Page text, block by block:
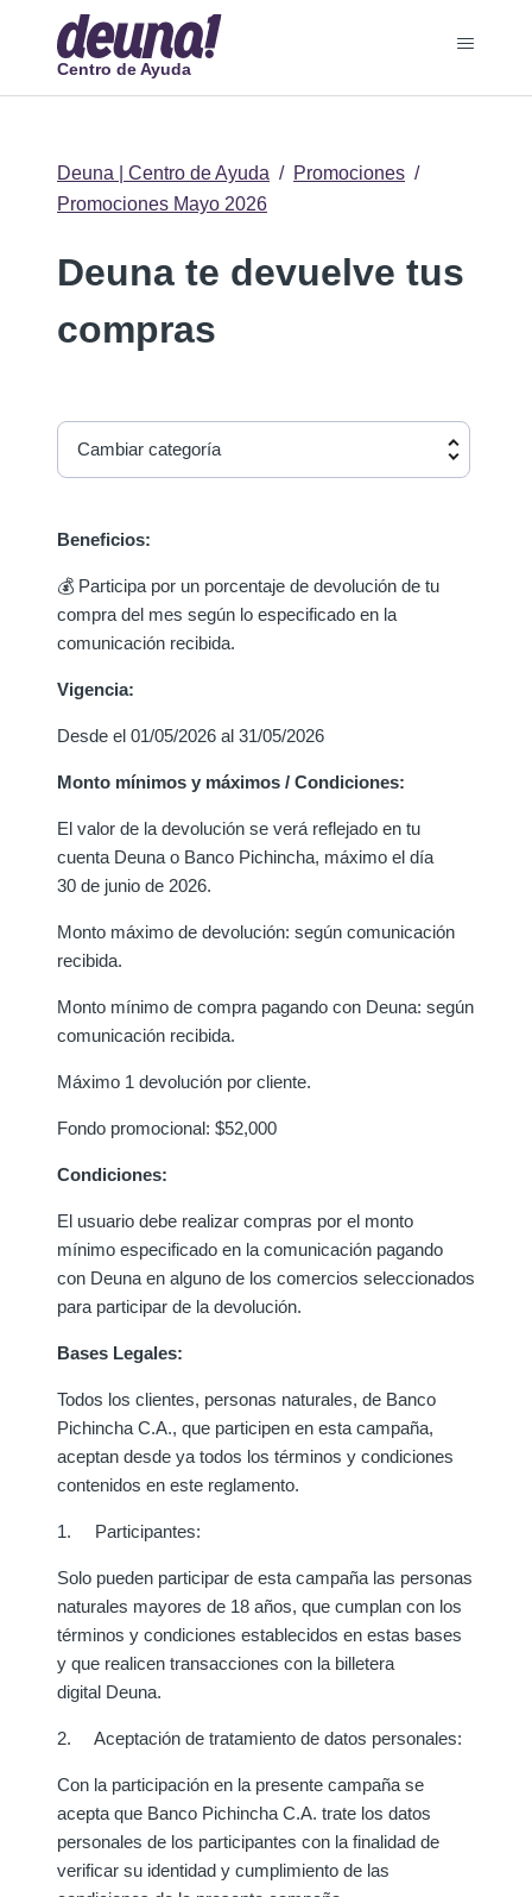
Centro de Ayuda
Deuna | Centro de Ayuda
Promociones
Promociones Mayo 2026
Deuna te devuelve tus
compras
Cambiar categoría
Beneficios:
💰 Participa por un porcentaje de devolución de tu
compra del mes según lo especificado en la
comunicación recibida.
Vigencia:
Desde el 01/05/2026 al 31/05/2026
Monto mínimos y máximos / Condiciones:
El valor de la devolución se verá reflejado en tu
cuenta Deuna o Banco Pichincha, máximo el día
30 de junio de 2026.
Monto máximo de devolución: según comunicación
recibida.
Monto mínimo de compra pagando con Deuna: según
comunicación recibida.
Máximo 1 devolución por cliente.
Fondo promocional: $52,000
Condiciones:
El usuario debe realizar compras por el monto
mínimo especificado en la comunicación pagando
con Deuna en alguno de los comercios seleccionados
para participar de la devolución.
Bases Legales:
Todos los clientes, personas naturales, de Banco
Pichincha C.A., que participen en esta campaña,
aceptan desde ya todos los términos y condiciones
contenidos en este reglamento.
1. Participantes:
Solo pueden participar de esta campaña las personas
naturales mayores de 18 años, que cumplan con los
términos y condiciones establecidos en estas bases
y que realicen transacciones con la billetera
digital Deuna.
2. Aceptación de tratamiento de datos personales:
Con la participación en la presente campaña se
acepta que Banco Pichincha C.A. trate los datos
personales de los participantes con la finalidad de
verificar su identidad y cumplimiento de las